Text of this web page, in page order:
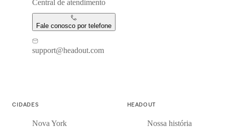
Central de atendimento
Fale conosco por telefone
support@headout.com
CIDADES
Nova York
HEADOUT
Nossa história